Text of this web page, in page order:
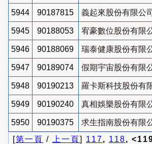
5944 90187815 義起來股份有限公司
5945 90188053 宥豪數位股份有限
5946 90188069 瑞泰健康股份有限
5947 90189074 假期宇宙股份有限
5948 90190213 羅卡斯科技股份有
5949 90190240 真相娛樂股份有限
5950 90190375
求生指南股份有限
[第一頁 / 上一頁] 117, 118,